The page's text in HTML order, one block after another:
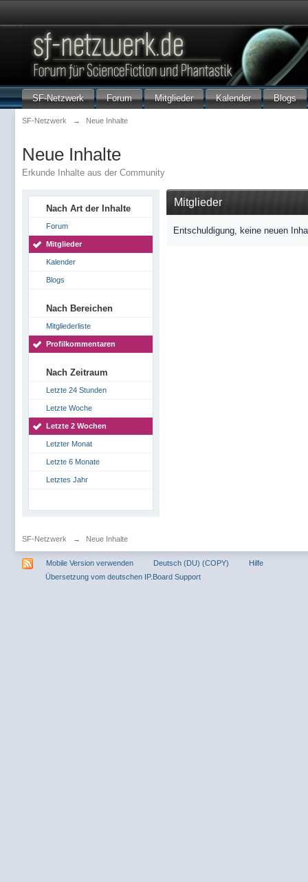
SF-Netzwerk Forum Mitglieder Kalender Blogs
SF-Netzwerk → Neue Inhalte
Neue Inhalte
Erkunde Inhalte aus der Community
Nach Art der Inhalte
Forum
Mitglieder
Kalender
Blogs
Nach Bereichen
Mitgliederliste
Profilkommentaren
Nach Zeitraum
Letzte 24 Stunden
Letzte Woche
Letzte 2 Wochen
Letzter Monat
Letzte 6 Monate
Letztes Jahr
Mitglieder
Entschuldigung, keine neuen
SF-Netzwerk → Neue Inhalte
Mobile Version verwenden Deutsch (DU) (COPY)
Hilfe
Übersetzung vom deutschen IP.Board Support